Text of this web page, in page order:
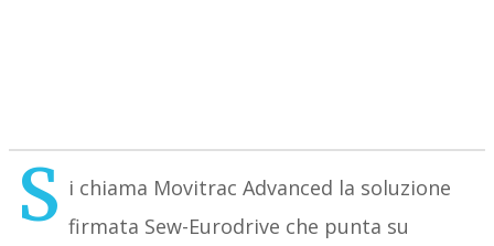
S i chiama Movitrac Advanced la soluzione
firmata Sew-Eurodrive che punta su